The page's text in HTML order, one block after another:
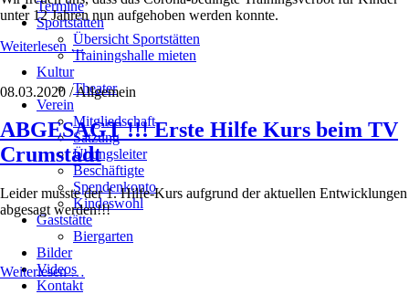
Termine
Sportstätten
Übersicht Sportstätten
Trainingshalle mieten
Kultur
Theater
Verein
Mitgliedschaft
Satzung
Übungsleiter
Beschäftigte
Spendenkonto
Kindeswohl
Gaststätte
Biergarten
Bilder
Videos
Kontakt
unter 12 Jahren nun aufgehoben werden konnte.
Weiterlesen …Wiederaufnahme
des
beim
Crumstadt
für
Kinder
08.03.2020 /Allgemein
ABGESAGT !!! Erste Hilfe Kurs beim TV
Crumstadt
Leider musste der 1. Hilfe-Kurs aufgrund der aktuellen Entwicklungen
abgesagt werden!!!
Weiterlesen …